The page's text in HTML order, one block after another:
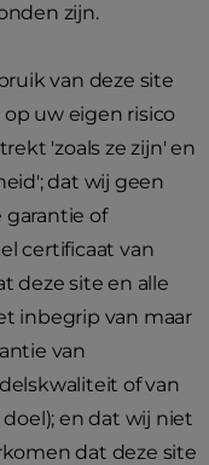
zijn.
van deze site
uw eigen risico
'zoals ze zijn' en
dat wij geen
of
certificaat van
deze site en alle
inbegrip van maar
van
of van
en dat wij niet
dat deze site